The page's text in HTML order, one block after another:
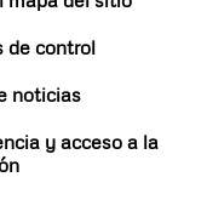
de control
noticias
y acceso a la